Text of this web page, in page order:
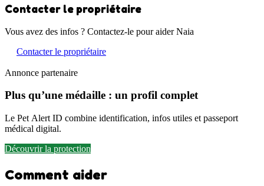
Contacter le propriétaire
Vous avez des infos ? Contactez-le pour aider Naia
Contacter le propriétaire
Annonce partenaire
Plus qu’une médaille : un profil complet
Le Pet Alert ID combine identification, infos utiles et passeport
médical digital.
Découvrir la protection
Comment aider